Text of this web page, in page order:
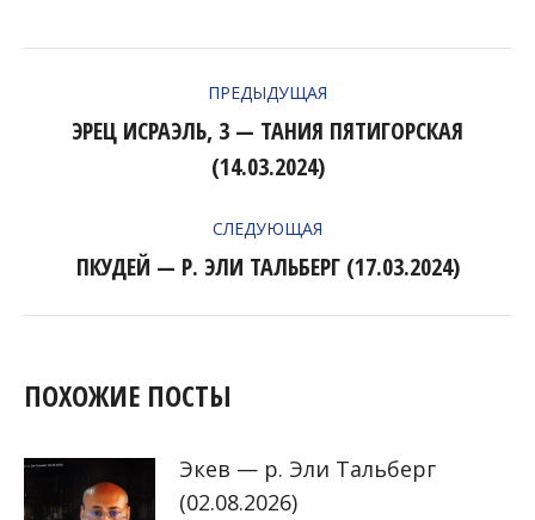
ПРЕДЫДУЩАЯ
Предыдущая
запись:
ЭРЕЦ ИСРАЭЛЬ, 3 — ТАНИЯ ПЯТИГОРСКАЯ
(14.03.2024)
СЛЕДУЮЩАЯ
Следующая
ПКУДЕЙ — Р. ЭЛИ ТАЛЬБЕРГ (17.03.2024)
ПОХОЖИЕ ПОСТЫ
Экев — р. Эли Тальберг
(02.08.2026)